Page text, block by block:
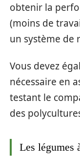
obtenir la
(moins de
un système de
Vous devez
nécessaire en
testant le
des
Les légumes